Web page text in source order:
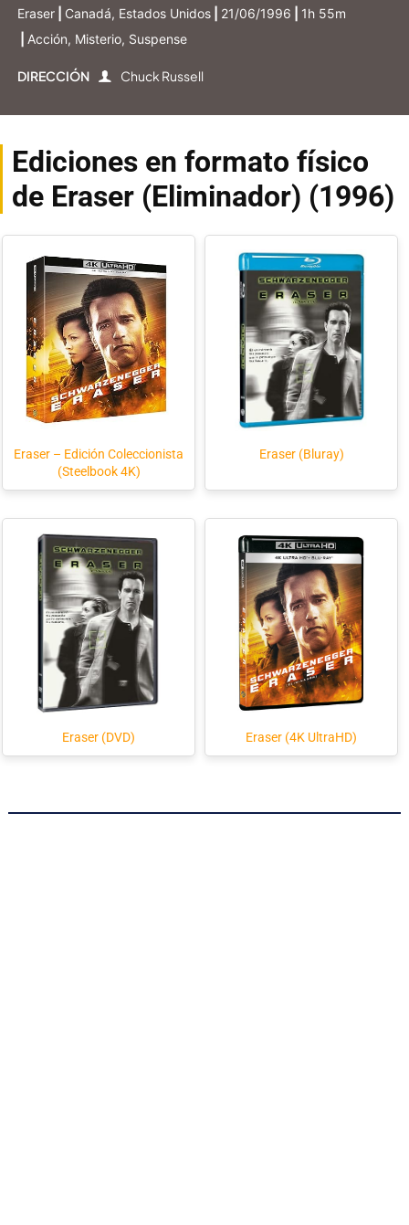
Eraser Canadá, Estados Unidos 21/06/1996
1h 55m
Acción, Misterio, Suspense
DIRECCIÓN Chuck Russell
Ediciones en formato físico
de Eraser (Eliminador) (1996)
Eraser – Edición Coleccionista
(Steelbook 4K)
Eraser (Bluray)
Eraser (DVD) Eraser (4K UltraHD)